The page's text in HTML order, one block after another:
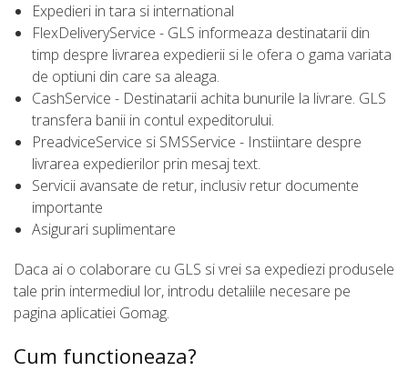
Expedieri in tara si international
FlexDeliveryService - GLS informeaza destinatarii din
timp despre livrarea expedierii si le ofera o gama variata
de optiuni din care sa aleaga.
CashService - Destinatarii achita bunurile la livrare. GLS
transfera banii in contul expeditorului.
PreadviceService si SMSService - Instiintare despre
livrarea expedierilor prin mesaj text.
Servicii avansate de retur, inclusiv retur documente
importante
Asigurari suplimentare
Daca ai o colaborare cu GLS si vrei sa expediezi produsele
tale prin intermediul lor, introdu detaliile necesare pe
pagina aplicatiei Gomag.
Cum functioneaza?